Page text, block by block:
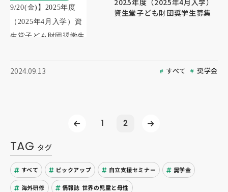
2025年度（2025年4月入学）
資生堂子ども財団奨学生募集
2024.09.13 すべて 奨学金
1 2
TAG タグ
すべて ピックアップ 自立支援セミナー 奨学金
海外研修 情報誌 世界の児童と母性